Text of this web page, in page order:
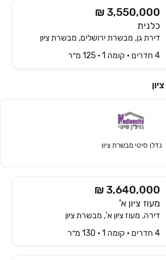
₪ 3,550,000
כלנית
דירת גן, מבשרת ירושלים, מבשרת ציון
4 חדרים • קומה ‎1‏ • 125 מ״ר
נדלן סיטי מבשרת ציון
₪ 3,640,000
מעוז ציון א'
דירה, מעוז ציון א', מבשרת ציון
4 חדרים • קומה ‎1‏ • 130 מ״ר